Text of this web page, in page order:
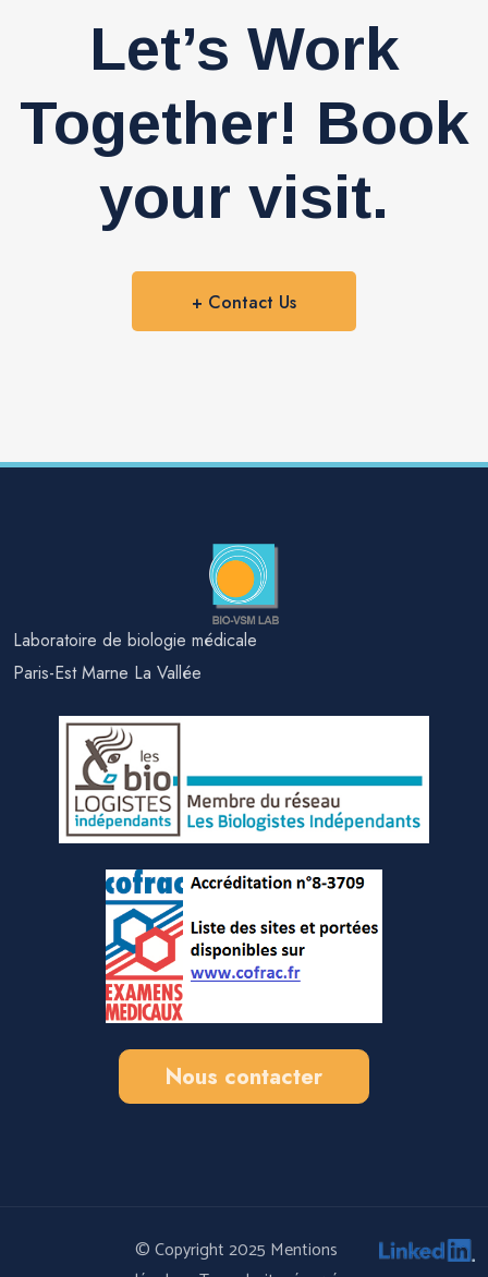
Let’s Work
Together! Book
your visit.
+ Contact Us
Laboratoire de biologie médicale
Paris-Est Marne La Vallée
Nous contacter
© Copyright 2025 Mentions